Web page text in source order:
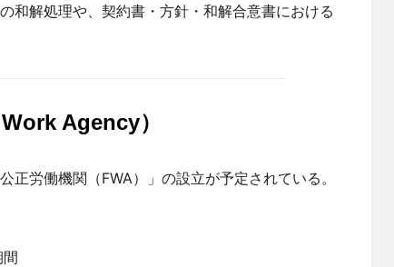
和解処理や、契約書・方針・和解合意書における
Agency）
正労働機関（FWA）」の設立が予定されている。